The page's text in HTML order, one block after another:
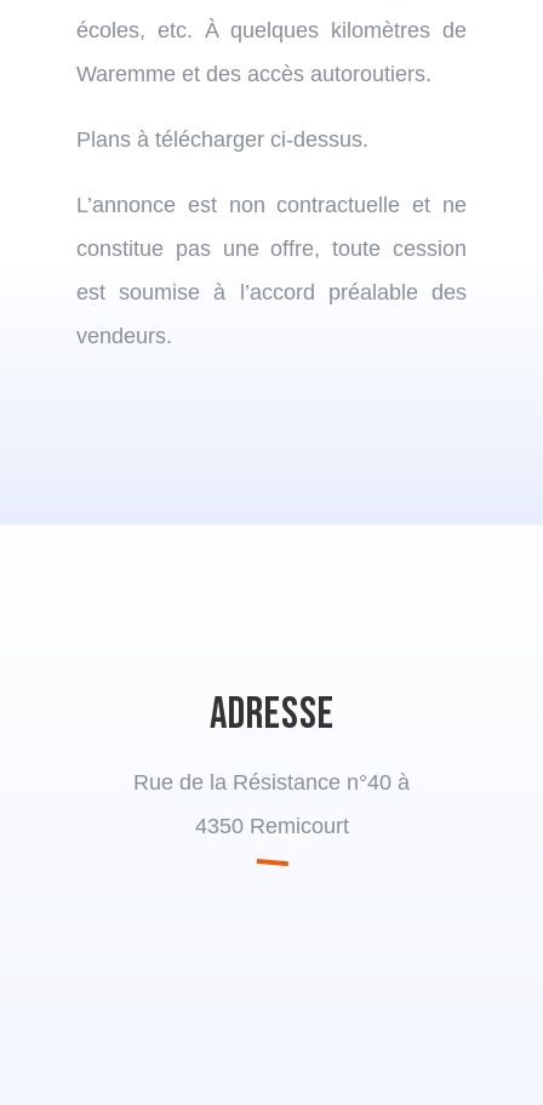
écoles, etc. À quelques kilomètres de
Waremme et des accès autoroutiers.
Plans à télécharger ci-dessus.
L’annonce est non contractuelle et ne
constitue pas une offre, toute cession
est soumise à l’accord préalable des
vendeurs.
Adresse
Rue de la Résistance n°40 à
4350 Remicourt